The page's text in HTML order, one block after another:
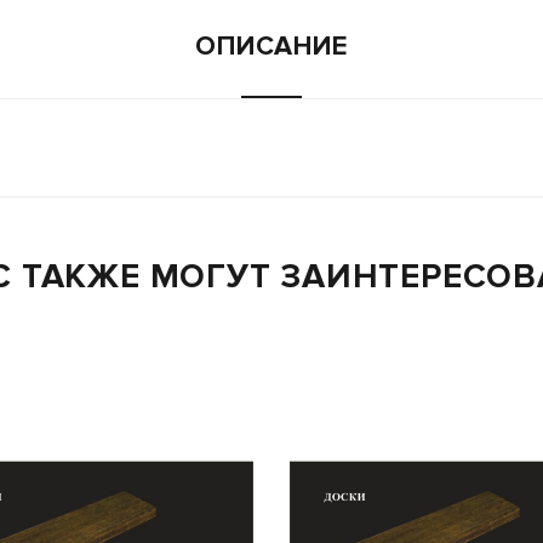
ОПИСАНИЕ
ТАКЖЕ МОГУТ